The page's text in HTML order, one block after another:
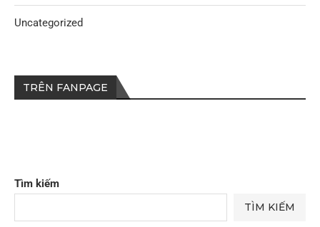
Tìm kiếm
TÌM KIẾM
Uncategorized
TRÊN FANPAGE